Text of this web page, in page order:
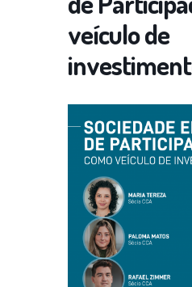
veículo de